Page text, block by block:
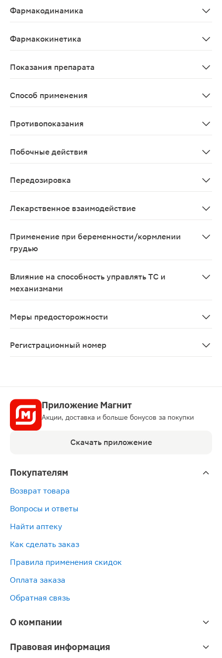
Фармакодинамика
Фармакокинетика
Показания препарата
Способ применения
Противопоказания
Побочные действия
Передозировка
Лекарственное взаимодействие
Применение при беременности/кормлении
грудью
Влияние на способность управлять ТС и
механизмами
Меры предосторожности
Регистрационный номер
Приложение Магнит
Акции, доставка и больше бонусов за покупки
Скачать приложение
Покупателям
Возврат товара
Вопросы и ответы
Найти аптеку
Как сделать заказ
Правила применения скидок
Оплата заказа
Обратная связь
О компании
Правовая информация